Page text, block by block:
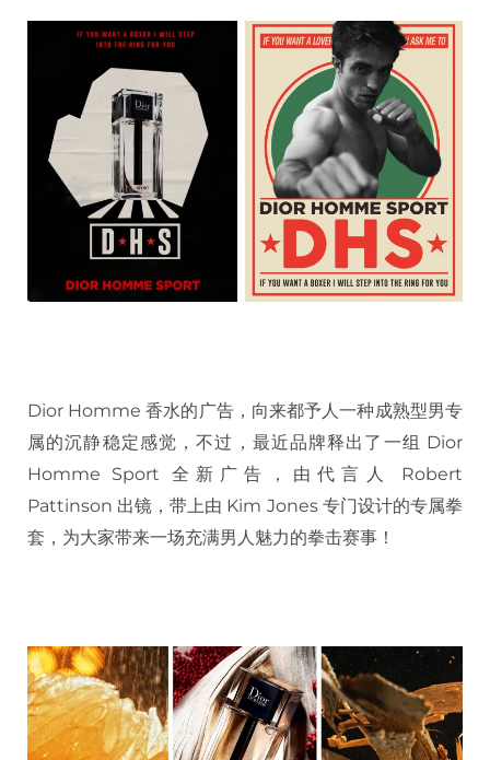
Dior Homme 香水的广告，向来都予人一种成熟型男专
属的沉静稳定感觉，不过，最近品牌释出了一组 Dior
Homme Sport 全新广告，由代言人 Robert
Pattinson 出镜，带上由 Kim Jones 专门设计的专属拳
套，为大家带来一场充满男人魅力的拳击赛事！